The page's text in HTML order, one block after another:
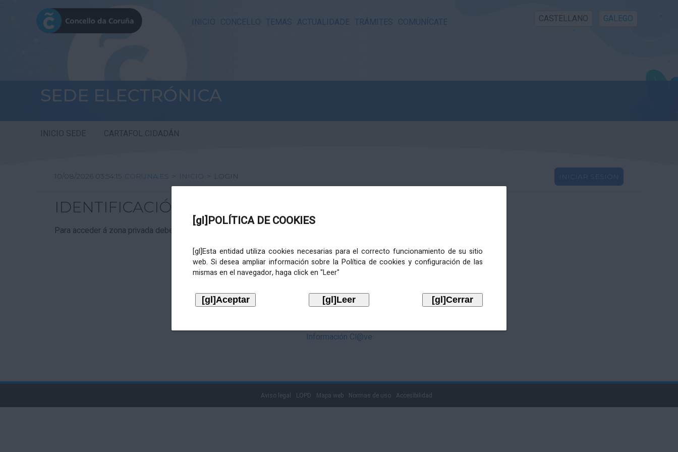
INICIO CONCELLO TEMAS ACTUALIDADE TRÁMITES COMUNÍCATE CASTELLANO GALEGO
SEDE ELECTRÓNICA
INICIO SEDE CARTAFOL CIDADÁN
[gl]POLÍTICA DE COOKIES
[gl]Esta entidad utiliza cookies necesarias para el correcto funcionamiento de su sitio
web. Si desea ampliar información sobre la Política de cookies y configuración de las
mismas en el navegador, haga click en "Leer"
10/08/2026 03:54:15 CORUNA.ES > INICIO > LOGIN INICIAR SESIÓN
IDENTIFICACIÓN
Para acceder á zona privada debe identificarse mediante Cl@ve. Pulse no logotipo
Información Cl@ve
Aviso legal LOPD Mapa web Normas de uso Accesibilidad